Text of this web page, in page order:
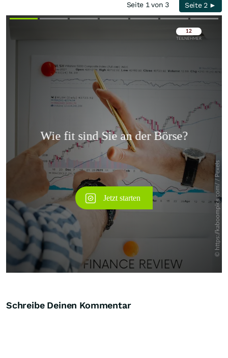
Seite 1 von 3 Seite 2 ►
Überspringen
Schreibe Deinen Kommentar